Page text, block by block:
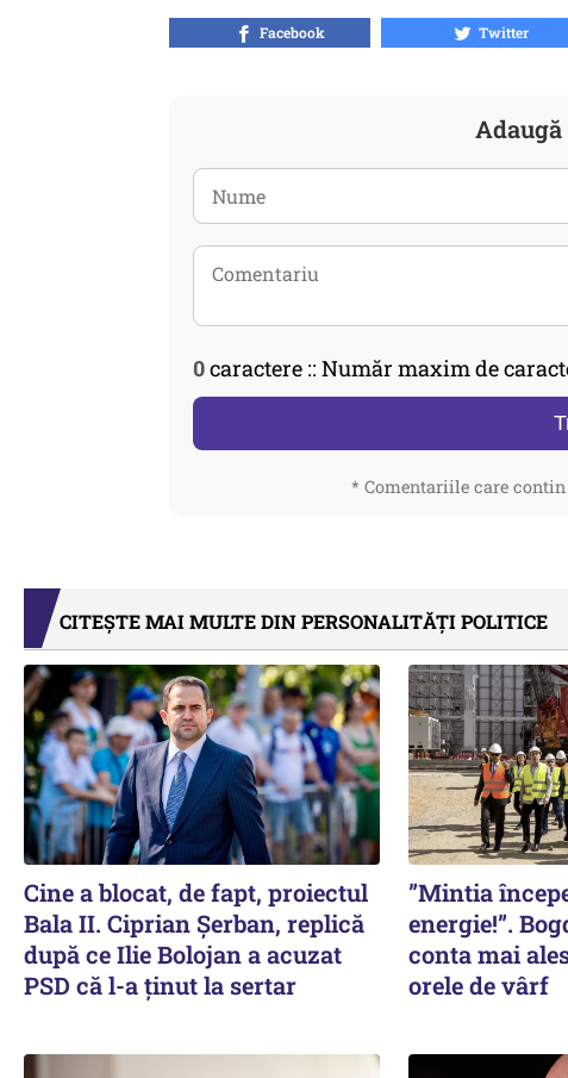
Facebook Twitter
0caractere :: Număr maxim de
* Comentariile care
CITEȘTE MAI MULTE DIN PERSONALITĂȚI POLITICE
Cine a blocat, de fapt, proiectul
Bala II. Ciprian Șerban, replică
după ce Ilie Bolojan a acuzat
PSD că l-a ținut la sertar
”Mintia
energie!”.
conta mai
orele de vârf